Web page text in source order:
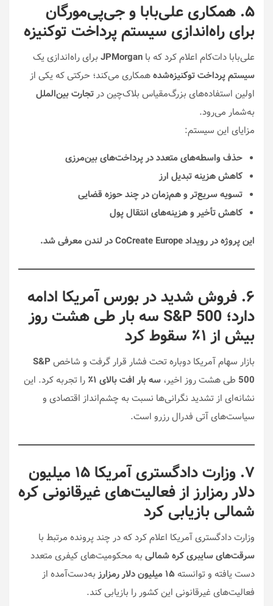
۵. همکاری علی‌بابا و جی‌پی‌مورگان
برای راه‌اندازی سیستم پرداخت توکنیزه
علی‌بابا دات‌کام اعلام کرد که با JPMorgan برای راه‌اندازی یک
سیستم پرداخت توکنیزه‌شدههمکاری می‌کند؛ حرکتی که یکی از
اولین استفاده‌های بزرگ‌مقیاس بلاک‌چین درتجارت بین‌الملل
به‌شمار می‌رود.
مزایای این سیستم:
حذف واسطه‌های متعدد در پرداخت‌های بین‌مرزی
کاهش هزینه تبدیل ارز
تسویه سریع‌تر و هم‌زمان در چند حوزه قضایی
کاهش تأخیر و هزینه‌های انتقال پول
این پروژه در رویداد CoCreate Europe در لندن معرفی شد.
۶. فروش شدید در بورس آمریکا ادامه
دارد؛ S&P 500 سه بار طی هشت روز
بیش از ۱٪ سقوط کرد
بازار سهام آمریکا دوباره تحت فشار قرار گرفت و شاخص S&P
500 طی هشت روز اخیر، سه بار افت بالای ۱٪
را تجربه کرد. این
نشانه‌ای از تشدید نگرانی‌ها نسبت به چشم‌انداز اقتصادی و
سیاست‌های آتی فدرال رزرو است.
۷. وزارت دادگستری آمریکا ۱۵ میلیون
دلار رمزارز از فعالیت‌های غیرقانونی کره
شمالی بازیابی کرد
وزارت دادگستری آمریکا اعلام کرد که در چند پرونده مرتبط با
سرقت‌های سایبری کره شمالی به محکومیت‌های کیفری متعدد
دست یافته و توانسته ۱۵ میلیون دلار رمزارز
به‌دست‌آمده از
فعالیت‌های غیرقانونی این کشور را بازیابی کند.